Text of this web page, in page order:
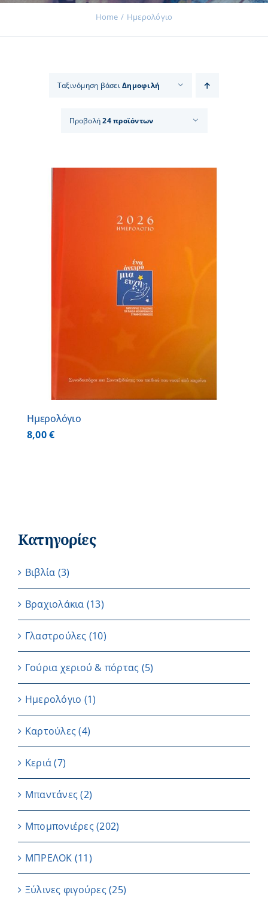
Home Ημερολόγιο
Ταξινόμηση βάσειΔημοφιλή
Προβολή24 προϊόντων
Ημερολόγιο
8,00€
Κατηγορίες
Βιβλία (3)
Βραχιολάκια (13)
Γλαστρούλες (10)
Γούρια χεριού & πόρτας (5)
Ημερολόγιο (1)
Καρτούλες (4)
Κεριά (7)
Μπαντάνες (2)
Μπομπονιέρες(202)
ΜΠΡΕΛΟΚ (11)
Ξύλινες φιγούρες(25)